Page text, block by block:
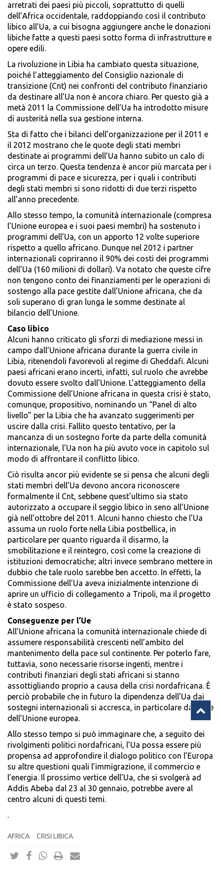
arretrati dei paesi più piccoli, soprattutto di quelli
dell’Africa occidentale, raddoppiando così il contributo
libico all’Ua, a cui bisogna aggiungere anche le donazioni
libiche fatte a questi paesi sotto forma di infrastrutture e
opere edili.
La rivoluzione in Libia ha cambiato questa situazione,
poiché l’atteggiamento del Consiglio nazionale di
transizione (Cnt) nei confronti del contributo finanziario
da destinare all’Ua non è ancora chiaro. Per questo già a
metà 2011 la Commissione dell’Ua ha introdotto misure
di austerità nella sua gestione interna.
Sta di fatto che i bilanci dell’organizzazione per il 2011 e
il 2012 mostrano che le quote degli stati membri
destinate ai programmi dell’Ua hanno subito un calo di
circa un terzo. Questa tendenza è ancor più marcata per i
programmi di pace e sicurezza, per i quali i contributi
degli stati membri si sono ridotti di due terzi rispetto
all’anno precedente.
Allo stesso tempo, la comunità internazionale (compresa
l’Unione europea e i suoi paesi membri) ha sostenuto i
programmi dell’Ua, con un apporto 12 volte superiore
rispetto a quello africano. Dunque nel 2012 i partner
internazionali copriranno il 90% dei costi dei programmi
dell’Ua (160 milioni di dollari). Va notato che queste cifre
non tengono conto dei finanziamenti per le operazioni di
sostengo alla pace gestite dall’Unione africana, che da
soli superano di gran lunga le somme destinate al
bilancio dell’Unione.
Caso libico
Alcuni hanno criticato gli sforzi di mediazione messi in
campo dall’Unione africana durante la guerra civile in
Libia, ritenendoli favorevoli al regime di Gheddafi. Alcuni
paesi africani erano incerti, infatti, sul ruolo che avrebbe
dovuto essere svolto dall’Unione. L’atteggiamento della
Commissione dell’Unione africana in questa crisi è stato,
comunque, propositivo, nominando un “Panel di alto
livello” per la Libia che ha avanzato suggerimenti per
uscire dalla crisi. Fallito questo tentativo, per la
mancanza di un sostegno forte da parte della comunità
internazionale, l’Ua non ha più avuto voce in capitolo sul
modo di affrontare il conflitto libico.
Ciò risulta ancor più evidente se si pensa che alcuni degli
stati membri dell’Ua devono ancora riconoscere
formalmente il Cnt, sebbene quest’ultimo sia stato
autorizzato a occupare il seggio libico in seno all’Unione
già nell’ottobre del 2011. Alcuni hanno chiesto che l’Ua
assuma un ruolo forte nella Libia postbellica, in
particolare per quanto riguarda il disarmo, la
smobilitazione e il reintegro, così come la creazione di
istituzioni democratiche; altri invece sembrano mettere in
dubbio che tale ruolo sarebbe ben accetto. In effetti, la
Commissione dell’Ua aveva inizialmente intenzione di
aprire un ufficio di collegamento a Tripoli, ma il progetto
è stato sospeso.
Conseguenze per l’Ue
All’Unione africana la comunità internazionale chiede di
assumere responsabilità crescenti nell’ambito del
mantenimento della pace sul continente. Per poterlo fare,
tuttavia, sono necessarie risorse ingenti, mentre i
contributi finanziari degli stati africani si stanno
assottigliando proprio a causa della crisi nordafricana. È
perciò probabile che in futuro la dipendenza dell’Ua dai
sostegni internazionali si accresca, in particolare da parte
dell’Unione europea.
Allo stesso tempo si può immaginare che, a seguito dei
rivolgimenti politici nordafricani, l’Ua possa essere più
propensa ad approfondire il dialogo politico con l’Europa
su altre questioni quali l’immigrazione, il commercio e
l’energia. Il prossimo vertice dell’Ua, che si svolgerà ad
Addis Abeba dal 23 al 30 gennaio, potrebbe avere al
centro alcuni di questi temi.
.
AFRICA CRISI LIBICA